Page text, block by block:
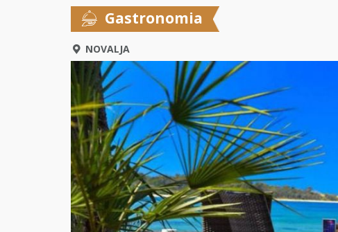
Gastronomia
NOVALJA